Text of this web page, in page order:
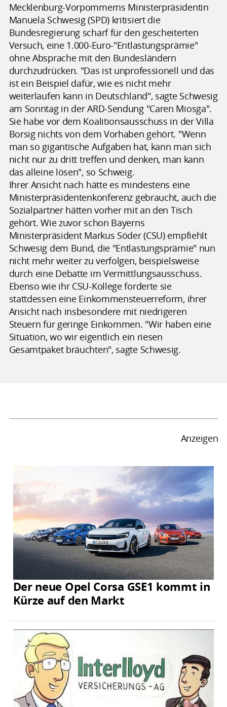
Mecklenburg-Vorpommerns Ministerpräsidentin
Manuela Schwesig (SPD) kritisiert die
Bundesregierung scharf für den gescheiterten
Versuch, eine 1.000-Euro-"Entlastungsprämie"
ohne Absprache mit den Bundesländern
durchzudrücken. "Das ist unprofessionell und das
ist ein Beispiel dafür, wie es nicht mehr
weiterlaufen kann in Deutschland", sagte Schwesig
am Sonntag in der ARD-Sendung "Caren Miosga".
Sie habe vor dem Koalitionsausschuss in der Villa
Borsig nichts von dem Vorhaben gehört. "Wenn
man so gigantische Aufgaben hat, kann man sich
nicht nur zu dritt treffen und denken, man kann
das alleine lösen", so Schweig.
Ihrer Ansicht nach hätte es mindestens eine
Ministerpräsidentenkonferenz gebraucht, auch die
Sozialpartner hätten vorher mit an den Tisch
gehört. Wie zuvor schon Bayerns
Ministerpräsident Markus Söder (CSU) empfiehlt
Schwesig dem Bund, die "Entlastungsprämie" nun
nicht mehr weiter zu verfolgen, beispielsweise
durch eine Debatte im Vermittlungsausschuss.
Ebenso wie ihr CSU-Kollege forderte sie
stattdessen eine Einkommensteuerreform, ihrer
Ansicht nach insbesondere mit niedrigeren
Steuern für geringe Einkommen. "Wir haben eine
Situation, wo wir eigentlich ein riesen
Gesamtpaket bräuchten", sagte Schwesig.
Anzeigen
Der neue Opel Corsa GSE1 kommt in
Kürze auf den Markt